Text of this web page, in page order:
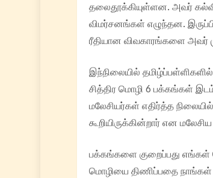
தலைதூக்கியுள்ளன. அவர்
விமர்சனங்கள் எழுந்தன.
ரீதியான விவகாரங்களை அவர்
இந்நிலையில்
சித்திர மொழி 6 பக்கங்கள்
மலேசியர்கள் எதிர்த்த
கூறியிருக்கின்றார் என
பக்கங்களை குறைப்பது எங்கள்
மொழியை திணிப்பதை நாங்கள்